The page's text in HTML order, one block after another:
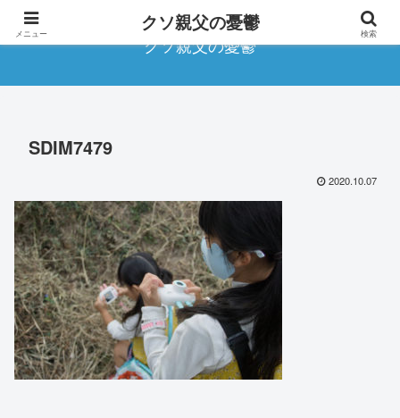
クソ親父の憂鬱
SDIM7479
2020.10.07
メニュー クソ親父の憂鬱 検索